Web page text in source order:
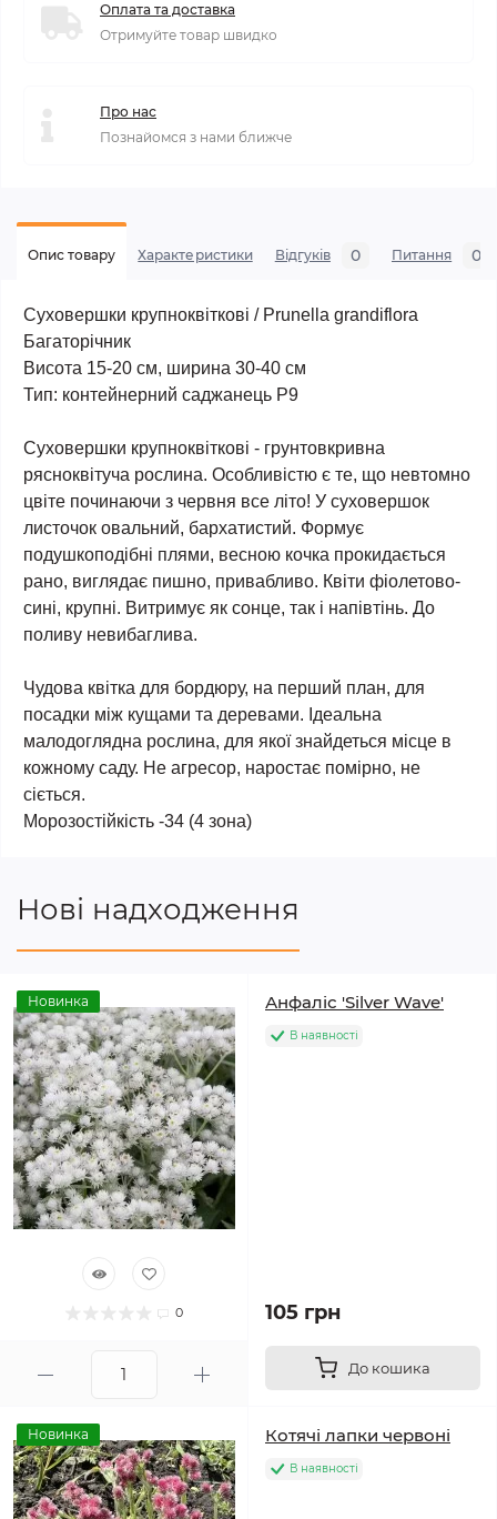
Оплата та доставка
Отримуйте товар швидко
Про нас
Познайомся з нами ближче
Опис товару Характеристики Відгуків 0 Питання 0
Суховершки крупноквіткові / Prunella grandiflora
Багаторічник
Висота 15-20 см, ширина 30-40 см
Тип: контейнерний саджанець Р9
Суховершки крупноквіткові - грунтовкривна
рясноквітуча рослина. Особливістю є те, що невтомно
цвіте починаючи з червня все літо! У суховершок
листочок овальний, бархатистий. Формує
подушкоподібні плями, весною кочка прокидається
рано, виглядає пишно, привабливо. Квіти фіолетово-
сині, крупні. Витримує як сонце, так і напівтінь. До
поливу невибаглива.
Чудова квітка для бордюру, на перший план, для
посадки між кущами та деревами. Ідеальна
малодоглядна рослина, для якої знайдеться місце в
кожному саду. Не агресор, наростає помірно, не
сіється.
Морозостійкість -34 (4 зона)
Нові надходження
Новинка
0
Анфаліс 'Silver Wave'
В наявності
105 грн
До кошика
Новинка Котячі лапки червоні
В наявності